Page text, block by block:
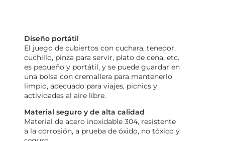
Diseño portátil
El juego de cubiertos con cuchara, tenedor,
cuchillo, pinza para servir, plato de cena, etc.
es pequeño y portátil, y se puede guardar en
una bolsa con cremallera para mantenerlo
limpio, adecuado para viajes, picnics y
actividades al aire libre.
Material seguro y de alta calidad
Material de acero inoxidable 304, resistente
a la corrosión, a prueba de óxido, no tóxico y